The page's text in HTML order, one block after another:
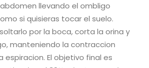
llevando el ombligo
si quisieras tocar el suelo.
por la boca, corta la orina y
manteniendo la contraccion
El objetivo final es